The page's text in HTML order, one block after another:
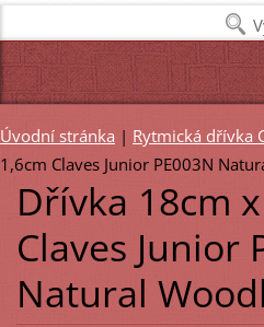
Úvodní stránka | Rytmická dřívka
1,6cm Claves Junior PE003N
Dřívka 18cm
Claves Junior
Natural